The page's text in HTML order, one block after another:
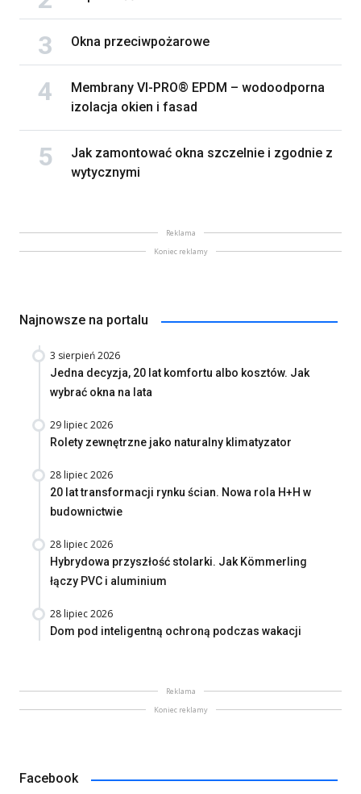
Okna przeciwpożarowe
Membrany VI-PRO® EPDM – wodoodporna
izolacja okien i fasad
Jak zamontować okna szczelnie i zgodnie z
wytycznymi
Reklama
Koniec reklamy
Najnowsze na portalu
3 sierpień 2026
Jedna decyzja, 20 lat komfortu albo kosztów. Jak
wybrać okna na lata
29 lipiec 2026
Rolety zewnętrzne jako naturalny klimatyzator
28 lipiec 2026
20 lat transformacji rynku ścian. Nowa rola H+H w
budownictwie
28 lipiec 2026
Hybrydowa przyszłość stolarki. Jak Kömmerling
łączy PVC i aluminium
28 lipiec 2026
Dom pod inteligentną ochroną podczas wakacji
Reklama
Koniec reklamy
Facebook